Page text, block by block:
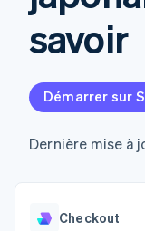
UI flexibles
Moyens de
paiement
Accès à plus
Terminal
Paiements en
Authorization
Boost
optimisée
Paiements
savoir
Démarrer sur
Dernière mise à
Checkout